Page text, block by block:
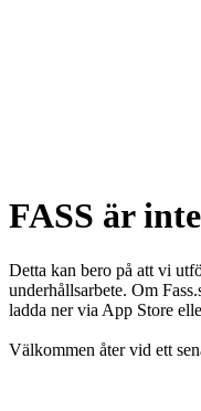
FASS är
Detta kan bero på att vi
underhållsarbete. Om
ladda ner via App Store
Välkommen åter vid ett